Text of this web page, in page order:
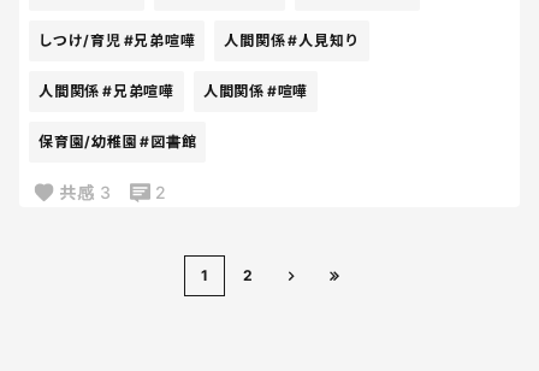
しつけ/育児 #兄弟喧嘩 人間関係#人見知り
人間関係 #兄弟喧嘩 人間関係 #喧嘩
保育園/幼稚園 #図書館
共感 3 2
1 2